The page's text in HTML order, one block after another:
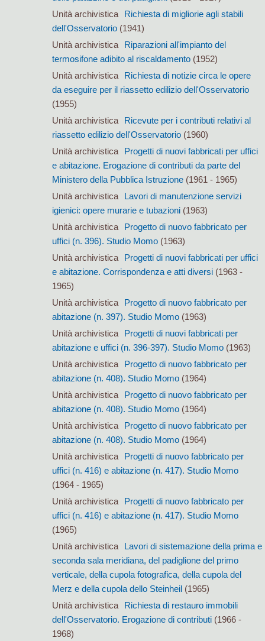
Unità archivistica
Richiesta di migliorie agli stabili
dell'Osservatorio(1941)
Unità archivistica
Riparazioni all'impianto del
termosifone adibito al riscaldamento(1952)
Unità archivistica
Richiesta di notizie circa le opere
da eseguire per il riassetto edilizio dell'Osservatorio
(1955)
Unità archivistica
Ricevute per i contributi relativi al
riassetto edilizio dell'Osservatorio(1960)
Unità archivistica
Progetti di nuovi fabbricati per uffici
e abitazione. Erogazione di contributi da parte del
Ministero della Pubblica Istruzione(1961 - 1965)
Unità archivistica
Lavori di manutenzione servizi
igienici: opere murarie e tubazioni(1963)
Unità archivistica
Progetto di nuovo fabbricato per
uffici (n. 396). Studio Momo(1963)
Unità archivistica
Progetti di nuovi fabbricati per uffici
e abitazione. Corrispondenza e atti diversi(1963 -
1965)
Unità archivistica
Progetto di nuovo fabbricato per
abitazione (n. 397). Studio Momo(1963)
Unità archivistica
Progetti di nuovi fabbricati per
abitazione e uffici (n. 396-397). Studio Momo(1963)
Unità archivistica
Progetto di nuovo fabbricato per
abitazione (n. 408). Studio Momo(1964)
Unità archivistica
Progetto di nuovo fabbricato per
abitazione (n. 408). Studio Momo(1964)
Unità archivistica
Progetto di nuovo fabbricato per
abitazione (n. 408). Studio Momo(1964)
Unità archivistica
Progetti di nuovo fabbricato per
uffici (n. 416) e abitazione (n. 417). Studio Momo
(1964 - 1965)
Unità archivistica
Progetti di nuovo fabbricato per
uffici (n. 416) e abitazione (n. 417). Studio Momo
(1965)
Unità archivistica
Lavori di sistemazione della prima e
seconda sala meridiana, del padiglione del primo
verticale, della cupola fotografica, della cupola del
Merz e della cupola dello Steinheil(1965)
Unità archivistica
Richiesta di restauro immobili
dell'Osservatorio. Erogazione di contributi(1966 -
1968)